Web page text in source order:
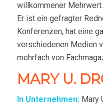
willkommener Mehrwert.
Er ist ein gefragter
Konferenzen, hat eine
verschiedenen Medien
mehrfach von
MARY U.
In Unternehmen:Mary